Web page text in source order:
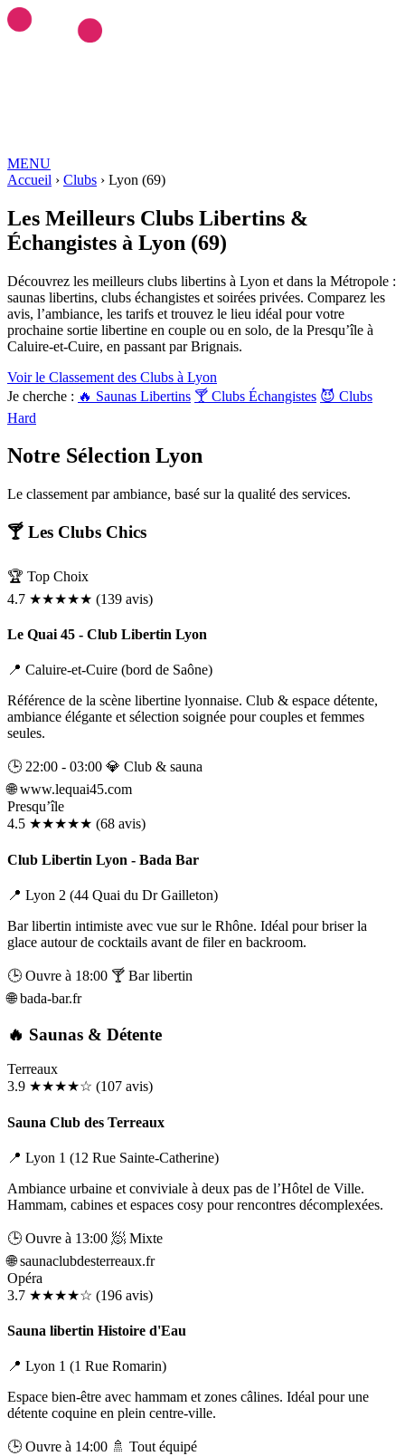
MENU
Love ROOMS COQUINES
Franche-Comté BretagneCentre-Val-de-LoireGrand-Est
FranceÎle-de-FranceNormandieNouvelle-AquitaineOccitanie
de-la-LoireProvence-Alpes-Côte-d'Azur
LIBERTINAGEClub Libertin NousLibDominationMaîtresse
DominatricePetite Amie VirtuelleCandy AI
MON COMPTE
ConnexionTableau de bord
ANNONCER SUR KINKYEE
Ajouter son hébergement coquin
Notre blog
Guides & ConseilsIA sexuelleKink & FantasmesUnivers du
Rencontre & Libertinage Escapade Coquine
Suivez-nous
Liens utiles
BlogQui Sommes-Nous
Accueil › Clubs › Lyon (69)
Les Meilleurs Clubs Libertins &
Échangistes à Lyon (69)
Découvrez les meilleurs clubs libertins à Lyon et dans la Métropole :
saunas libertins, clubs échangistes et soirées privées. Comparez les
avis, l’ambiance, les tarifs et trouvez le lieu idéal pour votre
prochaine sortie libertine en couple ou en solo, de la Presqu’île à
Caluire-et-Cuire, en passant par Brignais.
Voir le Classement des Clubs à Lyon
Je cherche : 🔥 Saunas Libertins 🍸 Clubs Échangistes 😈 Clubs
Hard
Notre Sélection Lyon
Le classement par ambiance, basé sur la qualité des services.
🍸 Les Clubs Chics
🏆 Top Choix
4.7 ★★★★★ (139 avis)
Le Quai 45 - Club Libertin Lyon
📍 Caluire-et-Cuire (bord de Saône)
Référence de la scène libertine lyonnaise. Club & espace détente,
ambiance élégante et sélection soignée pour couples et femmes
seules.
🕒 22:00 - 03:00 💎 Club & sauna
🌐www.lequai45.com
Presqu’île
4.5 ★★★★★ (68 avis)
Club Libertin Lyon - Bada Bar
📍 Lyon 2 (44 Quai du Dr Gailleton)
Bar libertin intimiste avec vue sur le Rhône. Idéal pour briser la
glace autour de cocktails avant de filer en backroom.
🕒 Ouvre à 18:00 🍸 Bar libertin
🌐bada-bar.fr
🔥 Saunas & Détente
Terreaux
3.9 ★★★★☆ (107 avis)
Sauna Club des Terreaux
📍 Lyon 1 (12 Rue Sainte-Catherine)
Ambiance urbaine et conviviale à deux pas de l’Hôtel de Ville.
Hammam, cabines et espaces cosy pour rencontres décomplexées.
🕒 Ouvre à 13:00 🧖 Mixte
🌐saunaclubdesterreaux.fr
Opéra
3.7 ★★★★☆ (196 avis)
Sauna libertin Histoire d'Eau
📍 Lyon 1 (1 Rue Romarin)
Espace bien-être avec hammam et zones câlines. Idéal pour une
détente coquine en plein centre-ville.
🕒 Ouvre à 14:00 🚿 Tout équipé